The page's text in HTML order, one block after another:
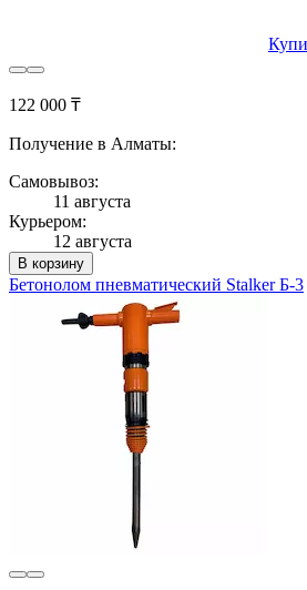
122 000 ₸
Получение в Алматы:
Самовывоз:
11 августа
Курьером:
12 августа
В корзину
Бетонолом пневматический Stalker Б-3